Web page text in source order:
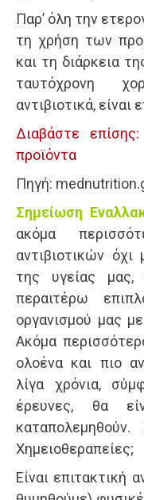
Παρ’ όλη την
τη χρήση των
και τη διάρκεια
ταυτόχρονη
αντιβιοτικά, είναι
Διαβάστε
προϊόντα
Πηγή:
Σημείωση
ακόμα
αντιβιοτικών
της υγείας μας,
περαιτέρω
οργανισμού μας
Ακόμα
ολοένα και πιο
λίγα χρόνια,
έρευνες, θα
Χημειοθεραπείες;
Είναι επιτακτική